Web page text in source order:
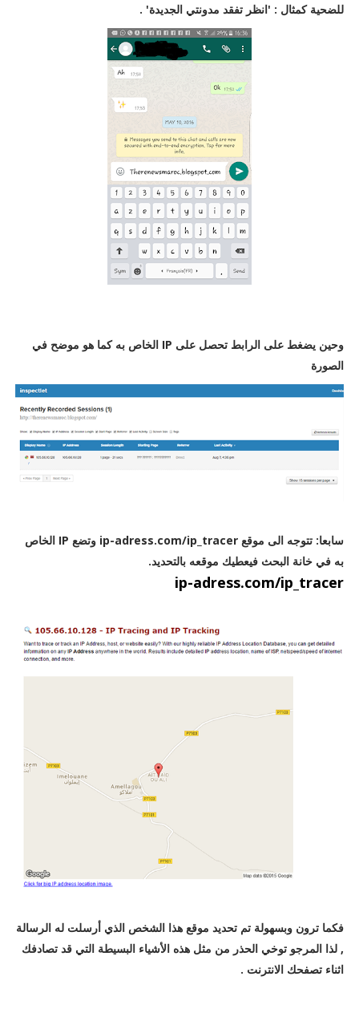
للضحية كمثال : 'انظر تفقد مدونتي الجديدة' .
وحين يضغط على الرابط تحصل على IP الخاص به كما هو موضح في
الصورة
سابعا: تتوجه الى موقع ip-adress.com/ip_tracer وتضع IP الخاص
به في خانة البحث فيعطيك موقعه بالتحديد.
ip-adress.com/ip_tracer
فكما ترون وبسهولة تم تحديد موقع هذا الشخص الذي أرسلت له الرسالة
, لذا المرجو توخي الحذر من مثل هذه الأشياء البسيطة التي قد تصادفك
اثناء تصفحك الانترنت .